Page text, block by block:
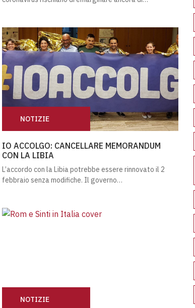
IO ACCOLGO: CANCELLARE MEMORANDUM CON
NOTIZIE
IO ACCOLGO: CANCELLARE MEMORANDUM
CON LA LIBIA
L’accordo con la Libia potrebbe essere rinnovato il 2
febbraio senza modifiche. Il governo…
NOTIZIE